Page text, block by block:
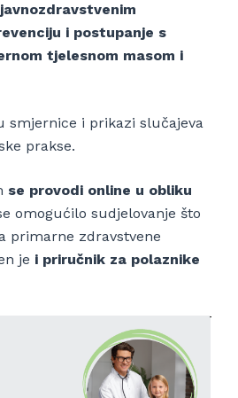
javnozdravstvenim
i postupanje s
tjelesnom masom i
smjernice i prikazi slučajeva
prakse.
se provodi online u obliku
omogućilo sudjelovanje što
primarne zdravstvene
je i priručnik za polaznike